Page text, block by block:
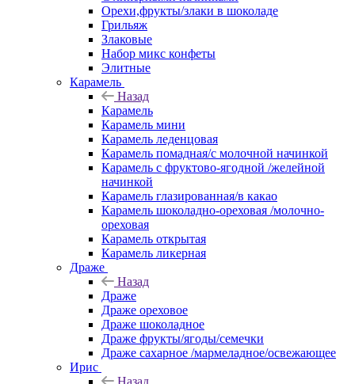
Орехи,фрукты/злаки в шоколаде
Грильяж
Злаковые
Набор микс конфеты
Элитные
Карамель
Назад
Карамель
Карамель мини
Карамель леденцовая
Карамель помадная/с молочной начинкой
Карамель с фруктово-ягодной /желейной
начинкой
Карамель глазированная/в какао
Карамель шоколадно-ореховая /молочно-
ореховая
Карамель открытая
Карамель ликерная
Драже
Назад
Драже
Драже ореховое
Драже шоколадное
Драже фрукты/ягоды/семечки
Драже сахарное /мармеладное/освежающее
Ирис
Назад